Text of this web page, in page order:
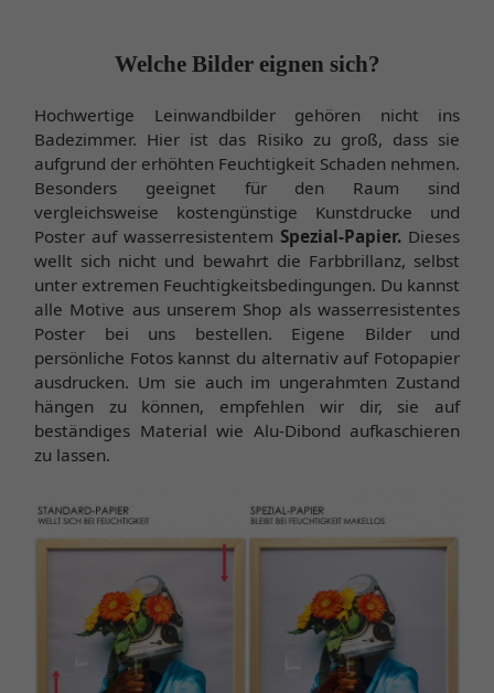
Welche Bilder eignen sich?
Hochwertige Leinwandbilder gehören nicht ins
Badezimmer. Hier ist das Risiko zu groß, dass sie
aufgrund der erhöhten Feuchtigkeit Schaden nehmen.
Besonders geeignet für den Raum sind
vergleichsweise kostengünstige Kunstdrucke und
Poster auf wasserresistentem Spezial-Papier. Dieses
wellt sich nicht und bewahrt die Farbbrillanz, selbst
unter extremen Feuchtigkeitsbedingungen. Du kannst
alle Motive aus unserem Shop als wasserresistentes
Poster bei uns bestellen. Eigene Bilder und
persönliche Fotos kannst du alternativ auf Fotopapier
ausdrucken. Um sie auch im ungerahmten Zustand
hängen zu können, empfehlen wir dir, sie auf
beständiges Material wie Alu-Dibond aufkaschieren
zu lassen.